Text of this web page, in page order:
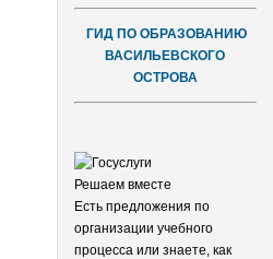
ГИД ПО ОБРАЗОВАНИЮ
ВАСИЛЬЕВСКОГО
ОСТРОВА
Решаем вместе
Есть предложения по
организации учебного
процесса или знаете, как